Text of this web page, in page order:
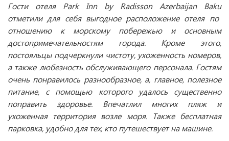
Гости отеля Park Inn by Radisson Azerbaijan Baku
отметили для себя выгодное расположение отеля по
отношению к морскому побережью и основным
достопримечательностям города. Кроме этого,
постояльцы подчеркнули чистоту, ухоженность номеров,
а также любезность обслуживающего персонала. Гостям
очень понравилось разнообразное, а, главное, полезное
питание, с помощью которого удалось существенно
поправить здоровье. Впечатлил многих пляж и
ухоженная территория возле моря. Также бесплатная
парковка, удобно для тех, кто путешествует на машине.